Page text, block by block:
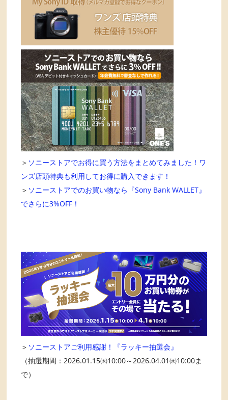
＞ ソニーストアでお得に買う方法をまとめてみました！ワ
ンズ店頭特典も利用してお得に購入できます！
＞ ソニーストアでのお買い物なら『Sony Bank WALLET』
でさらに3%OFF！
＞ ソニーストアご利用感謝！『ラッキー抽選会』
（抽選期間：2026.01.15㈭10:00～2026.04.01㈬10:00ま
で）